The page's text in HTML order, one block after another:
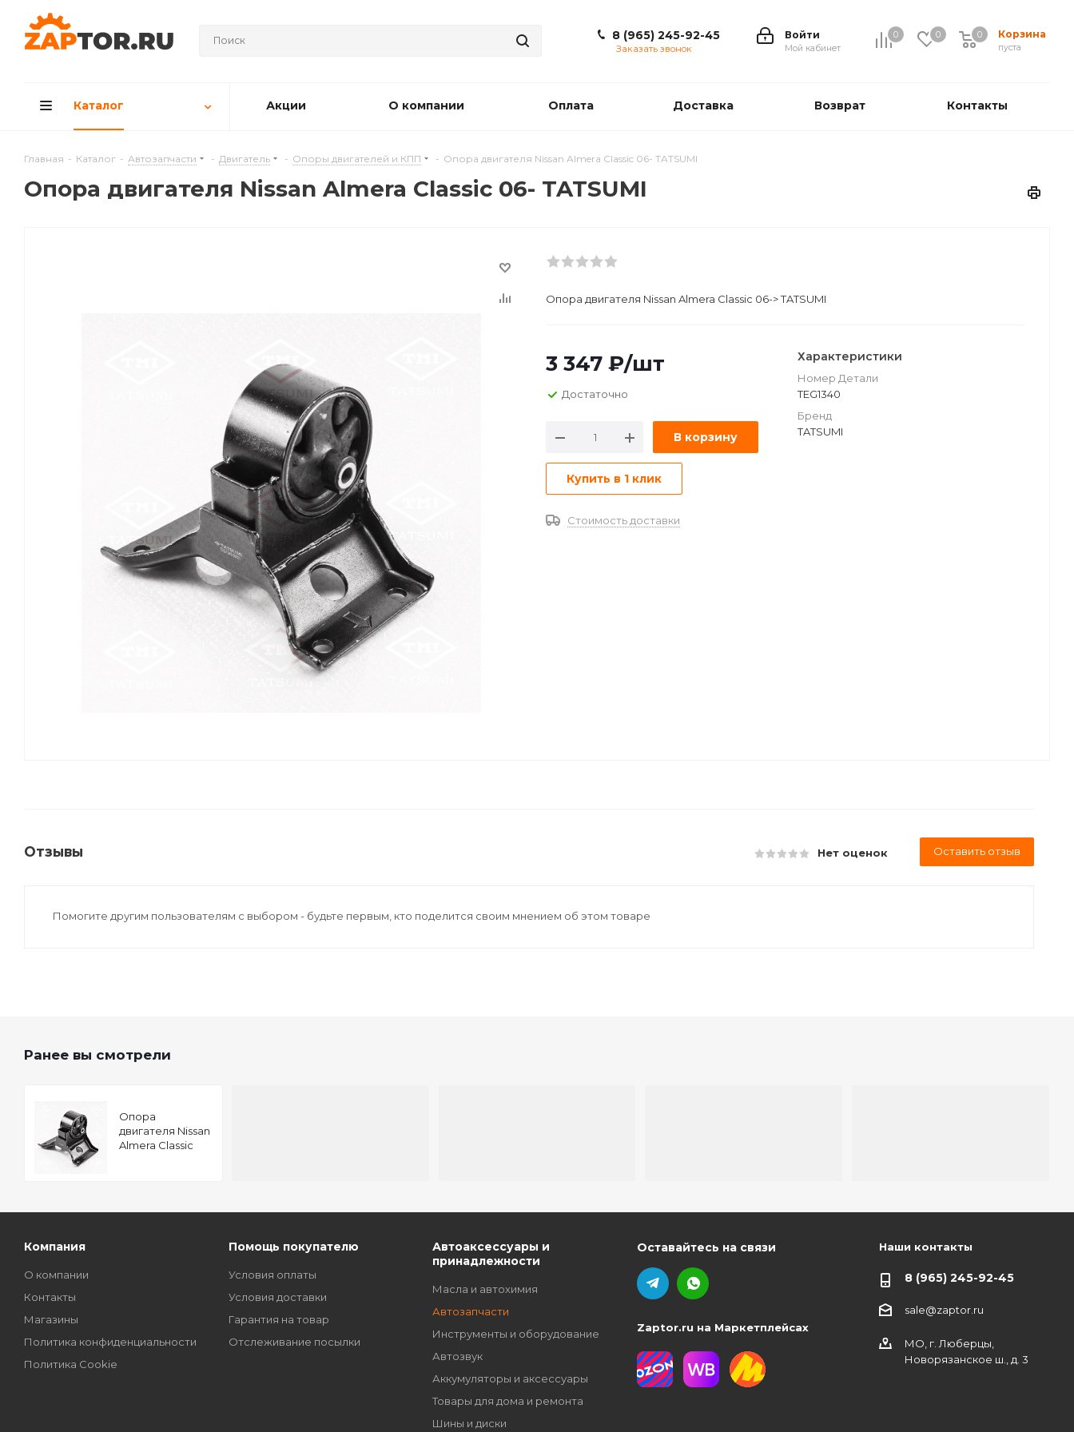
0 0 Корзина
0
пуста
0
Войти
Мой кабинет
8 (965) 245-92-45
Заказать звонок
Каталог Акции О компании Оплата Доставка Возврат Контакты
Главная - Каталог - Автозапчасти - Двигатель - Опоры двигателей и КПП - Опора двигателя Nissan Almera Classic 06- TATSUMI
Опора двигателя Nissan Almera Classic 06- TATSUMI
Опора двигателя Nissan Almera Classic 06-> TATSUMI
3 347 ₽/шт
Достаточно
В корзину
Купить в 1 клик
Стоимость доставки
Характеристики
Номер Детали
TEG1340
Бренд
TATSUMI
Отзывы Нет оценок Оставить отзыв
Помогите другим пользователям с выбором - будьте первым, кто поделится своим мнением об этом товаре
Ранее вы смотрели
Опора
двигателя Nissan
Almera Classic
Компания
О компании
Контакты
Магазины
Политика конфиденциальности
Политика Cookie
Помощь покупателю
Условия оплаты
Условия доставки
Гарантия на товар
Отслеживание посылки
Автоаксессуары и
принадлежности
Масла и автохимия
Автозапчасти
Инструменты и оборудование
Автозвук
Аккумуляторы и аксессуары
Товары для дома и ремонта
Шины и диски
Оставайтесь на связи
Zaptor.ru на Маркетплейсах
Наши контакты
8 (965) 245-92-45
sale@zaptor.ru
МО, г. Люберцы,
Новорязанское ш., д. 3